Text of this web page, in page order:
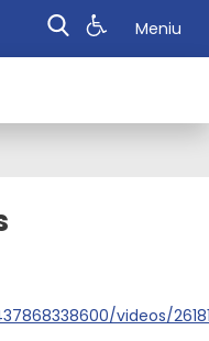
Meniu
videos/